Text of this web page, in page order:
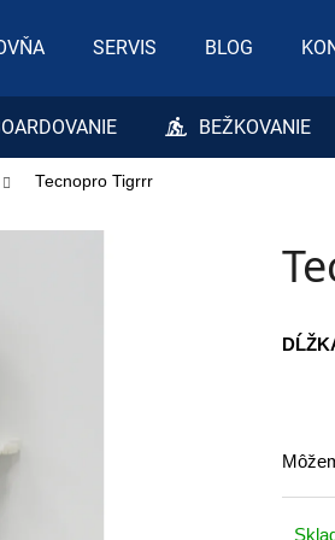
SERVIS BLOG
BEŽKOVANIE
Tecnopro Tigrrr
potrebujete nájsť?